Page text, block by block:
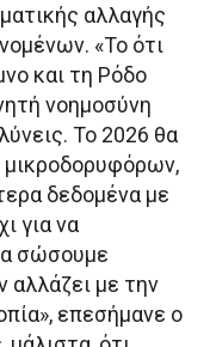
αλλαγής
«Το ότι
και τη Ρόδο
νοημοσύνη
Το 2026 θα
δεδομένα με
για να
σώσουμε
αλλάζει με την
επεσήμανε ο